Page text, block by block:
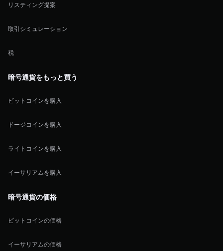
リスティング提案
取引シミュレーション
税
暗号通貨をもっと買う
ビットコインを購入
ドージコインを購入
ライトコインを購入
イーサリアムを購入
暗号通貨の価格
ビットコインの価格
イーサリアムの価格